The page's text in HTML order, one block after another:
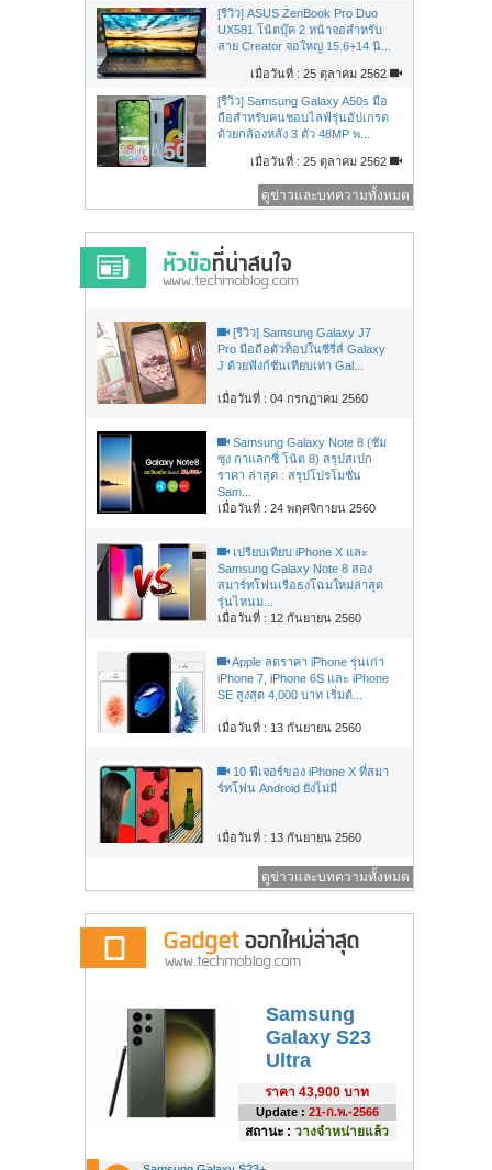
[รีวิว] ASUS ZenBook Pro Duo
UX581 โน้ตบุ๊ค 2 หน้าจอสำหรับ
สาย Creator จอใหญ่ 15.6+14 นิ...
เมื่อวันที่ : 25 ตุลาคม 2562
[รีวิว] Samsung Galaxy A50s มือ
ถือสำหรับคนชอบไลฟ์รุ่นอัปเกรด
ด้วยกล้องหลัง 3 ตัว 48MP พ...
เมื่อวันที่ : 25 ตุลาคม 2562
ดูข่าวและบทความทั้งหมด
[รีวิว] Samsung Galaxy J7
Pro มือถือตัวท็อปในซีรี่ส์ Galaxy
J ด้วยฟังก์ชันเทียบเท่า Gal...
เมื่อวันที่ : 04 กรกฏาคม 2560
Samsung Galaxy Note 8 (ซัม
ซุง กาแลกซี่ โน้ต 8) สรุปสเปก
ราคา ล่าสุด : สรุปโปรโมชั่น
Sam...
เมื่อวันที่ : 24 พฤศจิกายน 2560
เปรียบเทียบ iPhone X และ
Samsung Galaxy Note 8 สอง
สมาร์ทโฟนเรือธงโฉมใหม่ล่าสุด
รุ่นไหนม...
เมื่อวันที่ : 12 กันยายน 2560
Apple ลดราคา iPhone รุ่นเก่า
iPhone 7, iPhone 6S และ iPhone
SE สูงสุด 4,000 บาท เริ่มต้...
เมื่อวันที่ : 13 กันยายน 2560
10 ฟีเจอร์ของ iPhone X ที่สมา
ร์ทโฟน Android ยังไม่มี
เมื่อวันที่ : 13 กันยายน 2560
ดูข่าวและบทความทั้งหมด
Samsung
Galaxy S23
Ultra
ราคา 43,900 บาท
Update : 21-ก.พ.-2566
สถานะ : วางจำหน่ายแล้ว